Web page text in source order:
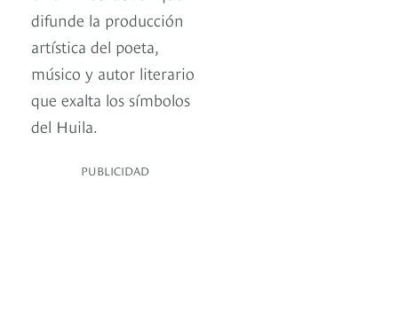
difunde la producción
artística del poeta,
músico y autor literario
que exalta los símbolos
del Huila.
PUBLICIDAD